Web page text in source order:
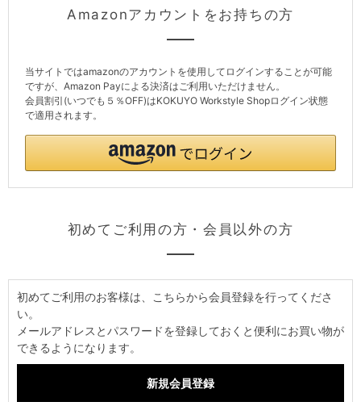
Amazonアカウントをお持ちの方
初めてご利用の方・会員以外の方
初めてご利用のお客様は、こちらから会員登録を行ってくださ
い。
メールアドレスとパスワードを登録しておくと便利にお買い物が
できるようになります。